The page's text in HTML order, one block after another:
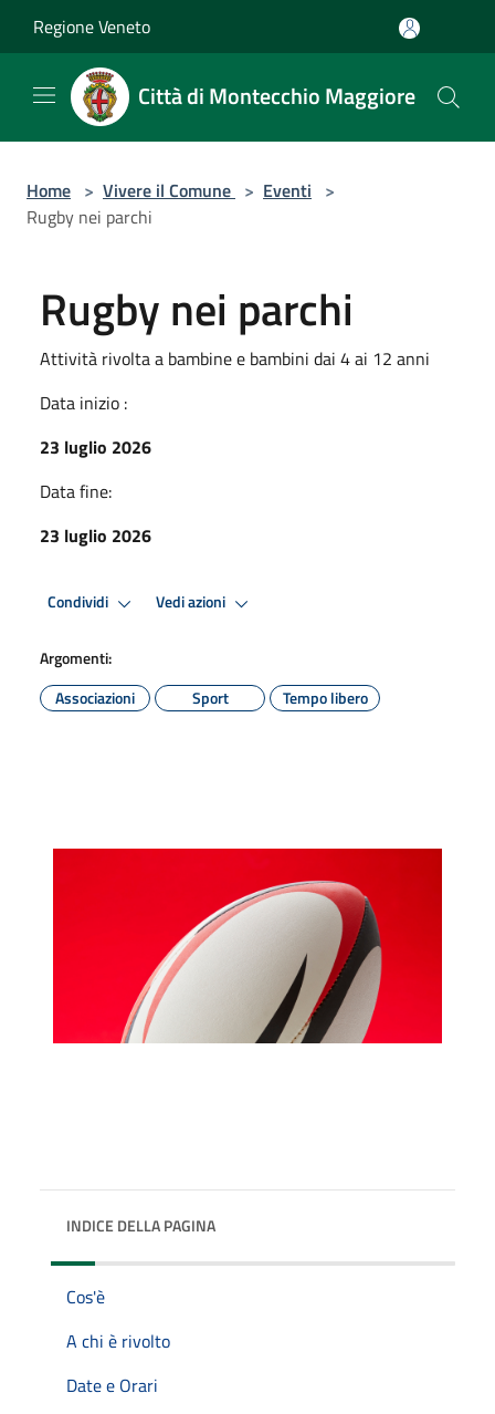
Regione Veneto
Città di Montecchio Maggiore
Home > Vivere il Comune > Eventi >
Rugby nei parchi
Rugby nei parchi
Attività rivolta a bambine e bambini dai 4 ai 12 anni
Data inizio :
23 luglio 2026
Data fine:
23 luglio 2026
Condividi Vedi azioni
Argomenti:
Associazioni
Sport Tempo libero
INDICE DELLA PAGINA
Cos'è
A chi è rivolto
Date e Orari